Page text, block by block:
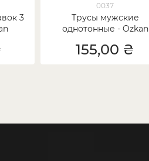
3
0037
Трусы мужские
однотонные - Ozkan
155,00 ₴